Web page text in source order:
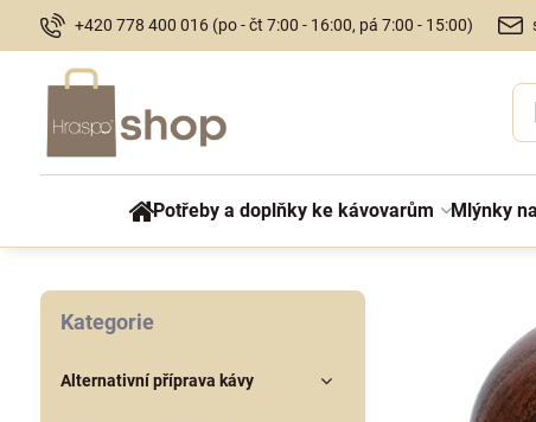
+420 778 400 016 (po - čt 7:00 - 16:00, pá 7:00 - 15:00)
Potřeby a doplňky ke kávovarům Mlýnky
Kategorie
Alternativní příprava kávy